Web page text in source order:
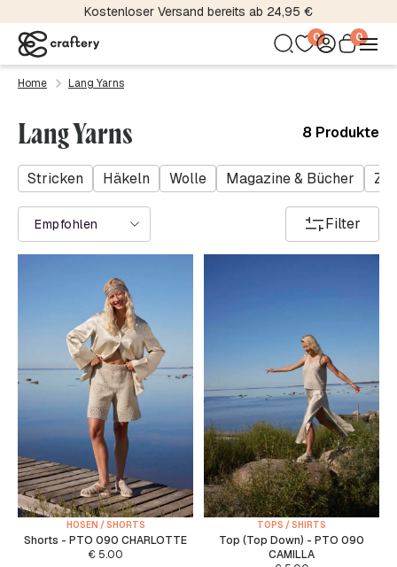
Kostenloser Versand bereits ab 24,95 €
0 0
Home Lang Yarns
Lang Yarns 8 Produkte
Stricken Häkeln Wolle Magazine & Bücher
Empfohlen Filter
HOSEN / SHORTS
Shorts - PTO 090 CHARLOTTE
€ 5.00
TOPS / SHIRTS
Top (Top Down) - PTO 090
CAMILLA